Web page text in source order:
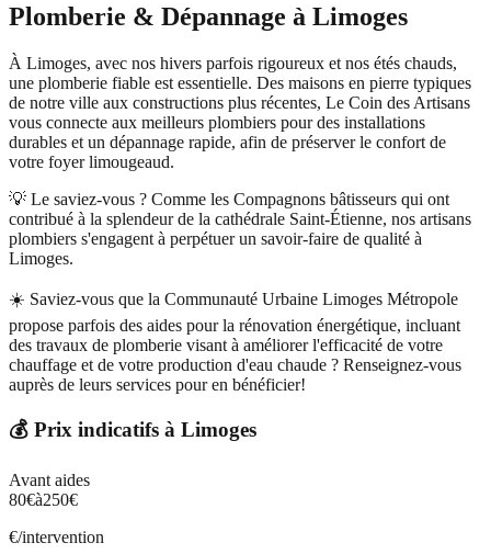
Plomberie & Dépannage à Limoges
À Limoges, avec nos hivers parfois rigoureux et nos étés chauds,
une plomberie fiable est essentielle. Des maisons en pierre typiques
de notre ville aux constructions plus récentes, Le Coin des Artisans
vous connecte aux meilleurs plombiers pour des installations
durables et un dépannage rapide, afin de préserver le confort de
votre foyer limougeaud.
💡 Le saviez-vous ? Comme les Compagnons bâtisseurs qui ont
contribué à la splendeur de la cathédrale Saint-Étienne, nos artisans
plombiers s'engagent à perpétuer un savoir-faire de qualité à
Limoges.
☀️ Saviez-vous que la Communauté Urbaine Limoges Métropole
propose parfois des aides pour la rénovation énergétique, incluant
des travaux de plomberie visant à améliorer l'efficacité de votre
chauffage et de votre production d'eau chaude ? Renseignez-vous
auprès de leurs services pour en bénéficier!
💰 Prix indicatifs à Limoges
Avant aides
80€à250€
€/intervention